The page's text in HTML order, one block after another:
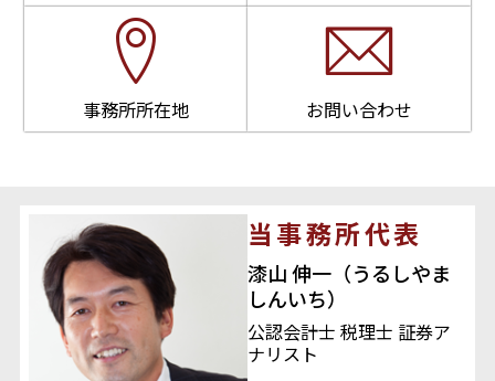
事務所所在地 お問い合わせ
当事務所代表
漆山 伸一（うるしやま
しんいち）
公認会計士 税理士 証券ア
ナリスト